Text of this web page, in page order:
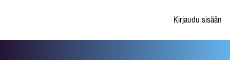
Kirjaudu sisään